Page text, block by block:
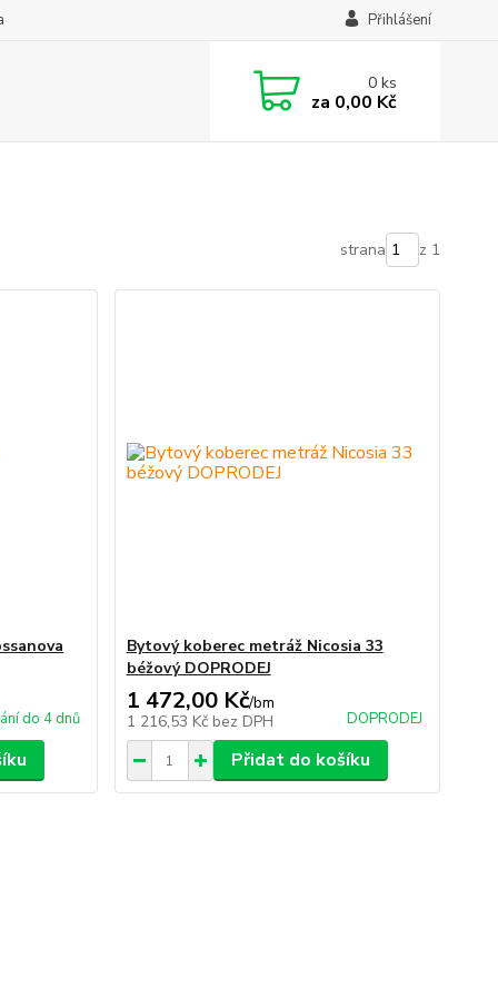
Přihlášení
0ks
za 0,00 Kč
strana z 1
do 4 dnů
Bytový koberec metráž Nicosia 33
béžový DOPRODEJ
1 472,00 Kč/bm
1 216,53 Kč bez DPH DOPRODEJ
Přidat do košíku